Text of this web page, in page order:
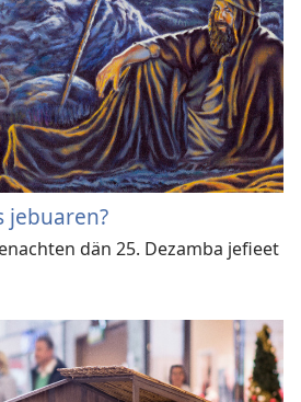
jebuaren?
dän 25. Dezamba jefieet